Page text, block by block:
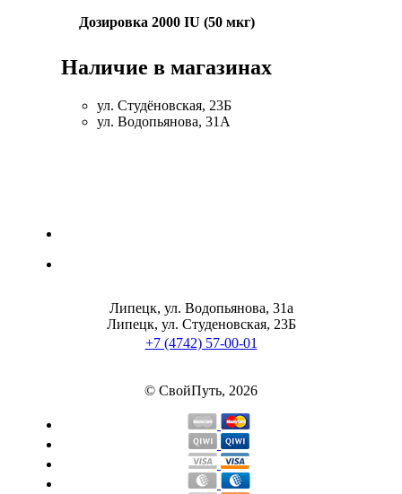
Дозировка 2000 IU (50 мкг)
Наличие в магазинах
ул. Студёновская, 23Б
ул. Водопьянова, 31А
Липецк, ул. Водопьянова, 31а
Липецк, ул. Студеновская, 23Б
+7 (4742) 57-00-01
© СвойПуть, 2026